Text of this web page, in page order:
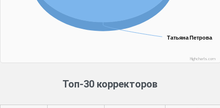
Татьяна Петрова
Татьяна Петрова
Highcharts.com
Топ-30 корректоров